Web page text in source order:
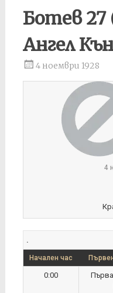
Ботев 27
Ангел
4 ноември 1928
4
.
Начален час
0:00